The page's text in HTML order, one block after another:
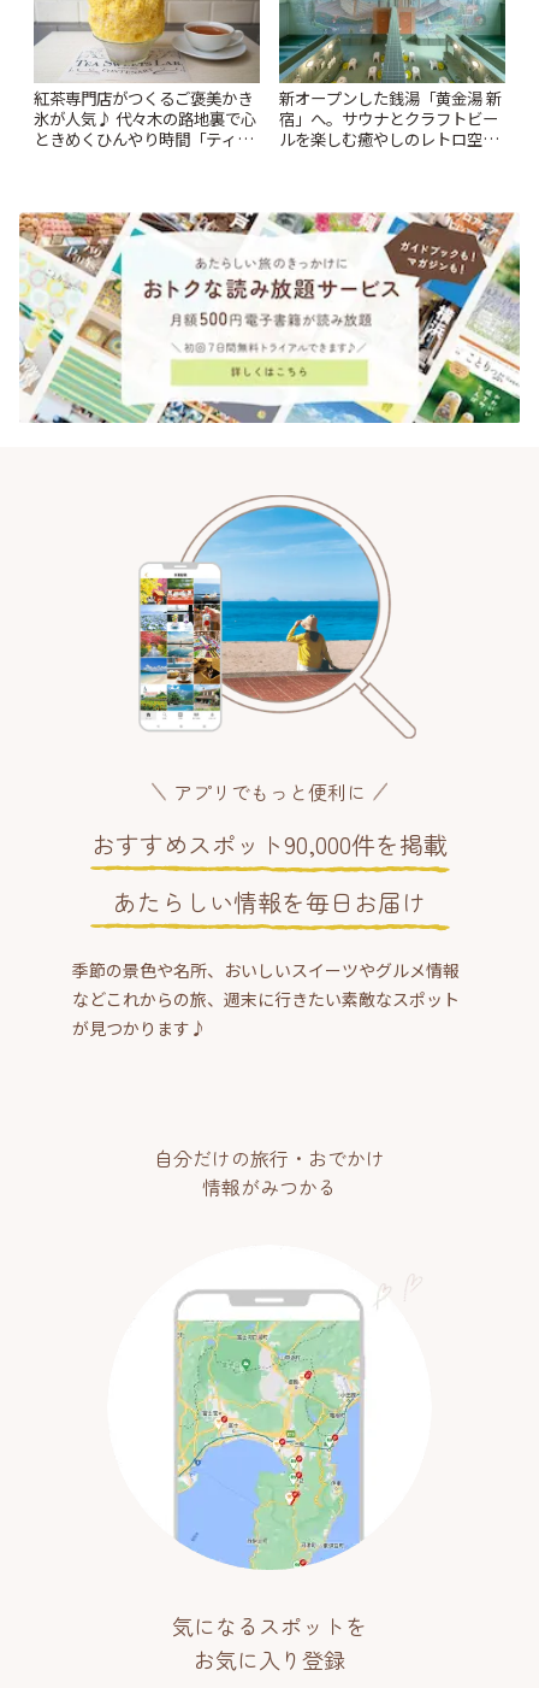
紅茶専門店がつくるご褒美かき
氷が人気♪ 代々木の路地裏で心
ときめくひんやり時間「ティー
新オープンした銭湯「黄金湯 新
宿」へ。サウナとクラフトビー
ルを楽しむ癒やしのレトロ空間
アプリでもっと便利に
おすすめスポット90,000件を掲載
あたらしい情報を毎日お届け
季節の景色や名所、おいしいスイーツやグルメ情報
などこれからの旅、週末に行きたい素敵なスポット
が見つかります♪
自分だけの旅行・おでかけ
情報がみつかる
気になるスポットを
お気に入り登録